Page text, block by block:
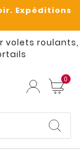
volets roulants,
0